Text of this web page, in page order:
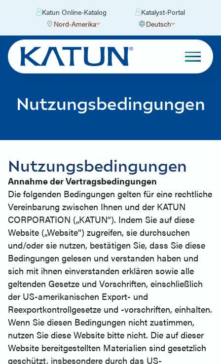
Katun Online-Katalog
Katalyst-Portal
Nord-Amerika
Deutsch
Nutzungsbedingungen
Nutzungsbedingungen
Annahme der Vertragsbedingungen
Die folgenden Bedingungen gelten für eine rechtliche
Vereinbarung zwischen Ihnen und der KATUN
CORPORATION („KATUN“). Indem Sie auf diese
Website („Website“) zugreifen, sie durchsuchen
und/oder sie nutzen, bestätigen Sie, dass Sie diese
Bedingungen gelesen und verstanden haben und
sich mit ihnen einverstanden erklären sowie alle
geltenden Gesetze und Vorschriften, einschließlich
der US-amerikanischen Export- und
Reexportkontrollgesetze und -vorschriften, einhalten.
Wenn Sie diesen Bedingungen nicht zustimmen,
nutzen Sie diese Website bitte nicht. Die auf dieser
Website bereitgestellten Materialien sind gesetzlich
geschützt, insbesondere durch das US-